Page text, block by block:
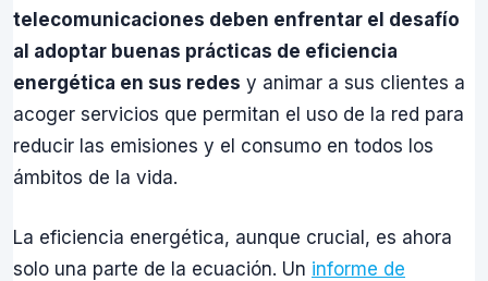
telecomunicaciones deben enfrentar el desafío
al adoptar buenas prácticas de eficiencia
energética en sus redes y animar a sus clientes a
acoger servicios que permitan el uso de la red para
reducir las emisiones y el consumo en todos los
ámbitos de la vida.
La eficiencia energética, aunque crucial, es ahora
solo una parte de la ecuación. Un informe de